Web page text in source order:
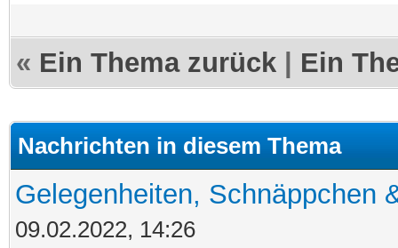
« Ein Thema zurück Ein
Nachrichten in diesem Thema
Gelegenheiten, Schnäppchen
09.02.2022, 14:26